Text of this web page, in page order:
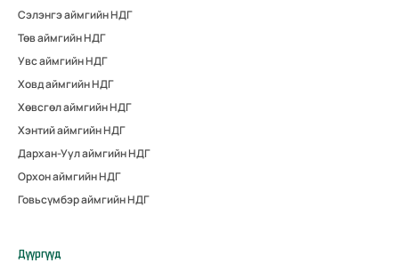
Сэлэнгэ аймгийн НДГ
Төв аймгийн НДГ
Увс аймгийн НДГ
Ховд аймгийн НДГ
Хөвсгөл аймгийн НДГ
Хэнтий аймгийн НДГ
Дархан-Уул аймгийн НДГ
Орхон аймгийн НДГ
Говьсүмбэр аймгийн НДГ
Дүүргүүд